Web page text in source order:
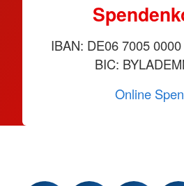
IBAN: DE06 7005
BIC:
Online